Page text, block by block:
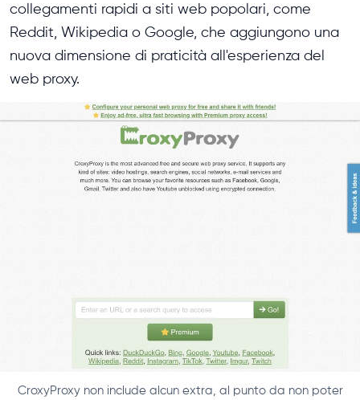
collegamenti rapidi a siti web popolari, come
Reddit, Wikipedia o Google, che aggiungono una
nuova dimensione di praticità all'esperienza del
web proxy.
CroxyProxy non include alcun extra, al punto da non poter